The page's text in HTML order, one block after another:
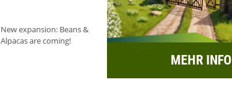
New expansion: Beans &
Alpacas are coming!
MEHR INFO